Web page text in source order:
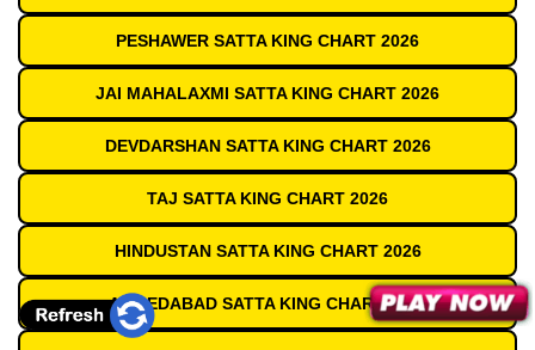
PESHAWER SATTA KING CHART 2026
JAI MAHALAXMI SATTA KING CHART 2026
DEVDARSHAN SATTA KING CHART 2026
TAJ SATTA KING CHART 2026
HINDUSTAN SATTA KING CHART 2026
AHMEDABAD SATTA KING CHART 2026